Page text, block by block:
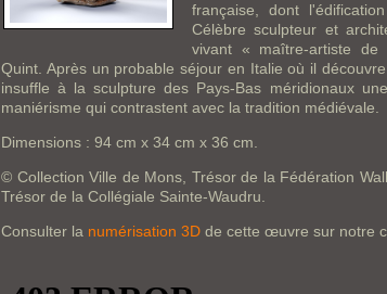
française, dont
Célèbre sculpteur et
vivant « maître-artiste de
Quint. Après un probable séjour en Italie où il
insuffle à la sculpture des Pays-Bas méridionaux
maniérisme qui contrastent avec la tradition médiévale.
Dimensions : 94 cm x 34 cm x 36 cm.
© Collection Ville de Mons, Trésor de la Fédération
Trésor de la Collégiale Sainte-Waudru.
Consulter la numérisation 3D de cette œuvre sur notre